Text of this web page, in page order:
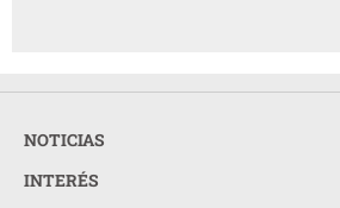
NOTICIAS
INTERÉS